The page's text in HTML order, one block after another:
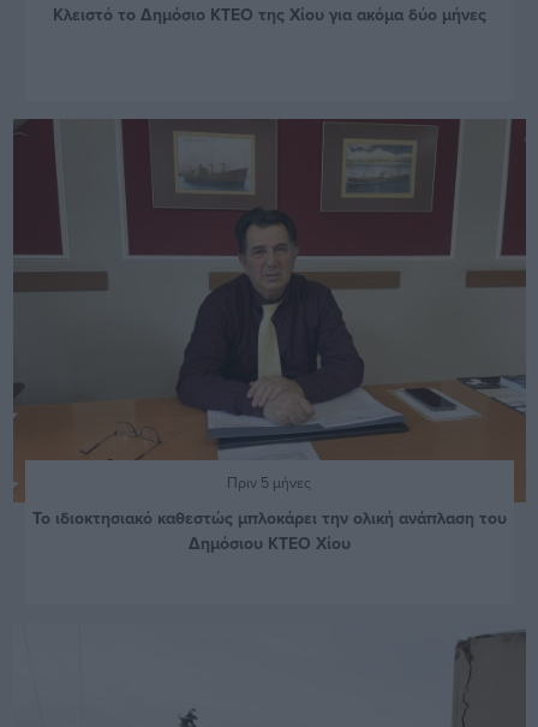
Κλειστό το Δημόσιο ΚΤΕΟ της Χίου για ακόμα δύο μήνες
Πριν 5 μήνες
Το ιδιοκτησιακό καθεστώς μπλοκάρει την ολική ανάπλαση του
Δημόσιου ΚΤΕΟ Χίου